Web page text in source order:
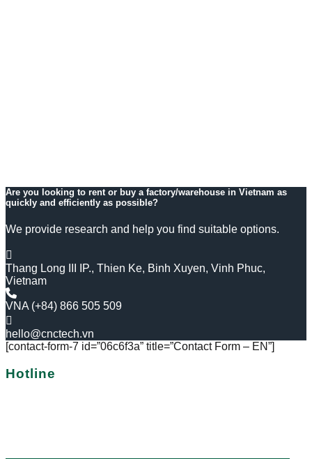
Are you looking to rent or buy a factory/warehouse in Vietnam as
quickly and efficiently as possible?
We provide research and help you find suitable options.
Thang Long III IP., Thien Ke, Binh Xuyen, Vinh Phuc,
Vietnam
VNA (+84) 866 505 509
hello@cnctech.vn
[contact-form-7 id=”06c6f3a” title=”Contact Form – EN”]
Hotline